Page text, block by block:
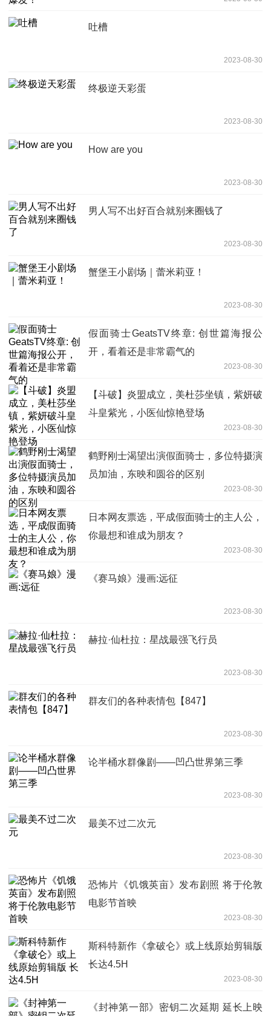
吐槽
2023-08-30
终极逆天彩蛋
2023-08-30
How are you
2023-08-30
男️人写不出好百合就别来圈钱了
2023-08-30
蟹堡王小剧场｜蕾米莉亚！
2023-08-30
假面骑士GeatsTV终章: 创世篇海报公
开，看着还是非常霸气的
2023-08-30
【斗破】炎盟成立，美杜莎坐镇，紫妍破
斗皇紫光，小医仙惊艳登场
2023-08-30
鹤野刚士渴望出演假面骑士，多位特摄演
员加油，东映和圆谷的区别
2023-08-30
日本网友票选，平成假面骑士的主人公，
你最想和谁成为朋友？
2023-08-30
《赛马娘》漫画:远征
2023-08-30
赫拉·仙杜拉：星战最强飞行员
2023-08-30
群友们的各种表情包【847】
2023-08-30
论半桶水群像剧——凹凸世界第三季
2023-08-30
最美不过二次元
2023-08-30
恐怖片《饥饿英亩》发布剧照 将于伦敦
电影节首映
2023-08-30
斯科特新作《拿破仑》或上线原始剪辑版
长达4.5H
2023-08-30
《封神第一部》密钥二次延期 延长上映